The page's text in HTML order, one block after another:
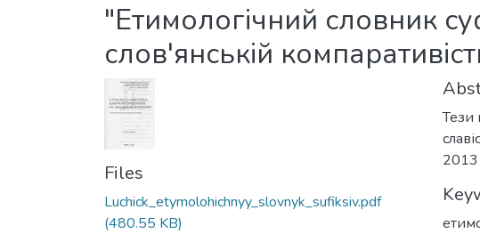
"Етимологічний словник
слов'янській
Files
Luchick_etymolohichnyy_slovnyk_sufiksiv.pdf
(480.55 KB)
Тези
2013